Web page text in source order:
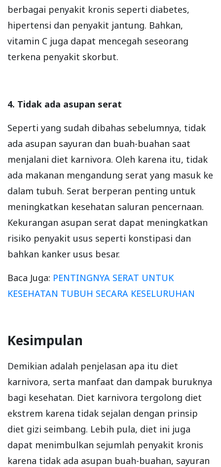
berbagai penyakit kronis seperti diabetes,
hipertensi dan penyakit jantung. Bahkan,
vitamin C juga dapat mencegah seseorang
terkena penyakit skorbut.
4. Tidak ada asupan serat
Seperti yang sudah dibahas sebelumnya, tidak
ada asupan sayuran dan buah-buahan saat
menjalani diet karnivora. Oleh karena itu, tidak
ada makanan mengandung serat yang masuk ke
dalam tubuh. Serat berperan penting untuk
meningkatkan kesehatan saluran pencernaan.
Kekurangan asupan serat dapat meningkatkan
risiko penyakit usus seperti konstipasi dan
bahkan kanker usus besar.
Baca Juga: PENTINGNYA SERAT UNTUK
KESEHATAN TUBUH SECARA KESELURUHAN
Kesimpulan
Demikian adalah penjelasan apa itu diet
karnivora, serta manfaat dan dampak buruknya
bagi kesehatan. Diet karnivora tergolong diet
ekstrem karena tidak sejalan dengan prinsip
diet gizi seimbang. Lebih pula, diet ini juga
dapat menimbulkan sejumlah penyakit kronis
karena tidak ada asupan buah-buahan, sayuran